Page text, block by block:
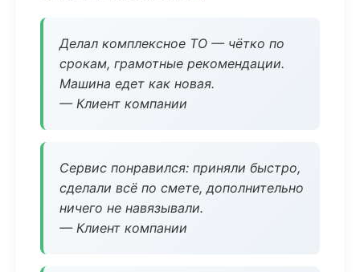
Делал комплексное ТО — чётко по
срокам, грамотные рекомендации.
Машина едет как новая.
— Клиент компании
Сервис понравился: приняли быстро,
сделали всё по смете, дополнительно
ничего не навязывали.
— Клиент компании